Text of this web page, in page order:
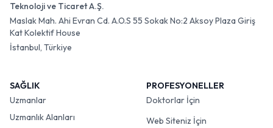
Teknoloji ve Ticaret A.Ş.
Maslak Mah. Ahi Evran Cd. A.O.S 55 Sokak No:2 Aksoy Plaza Giriş
Kat Kolektif House
İstanbul, Türkiye
SAĞLIK
Uzmanlar
Uzmanlık Alanları
PROFESYONELLER
Doktorlar İçin
Web Siteniz İçin